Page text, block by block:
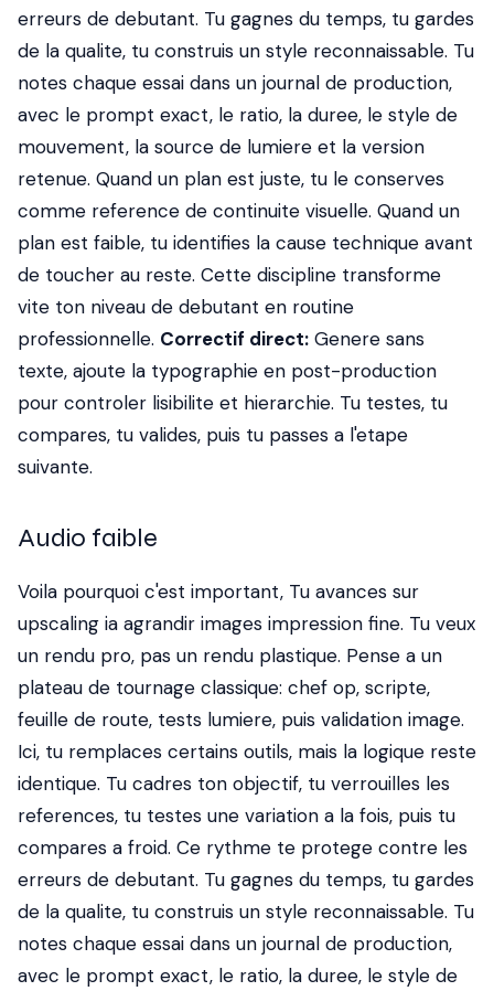
erreurs de debutant. Tu gagnes du temps, tu gardes
de la qualite, tu construis un style reconnaissable. Tu
notes chaque essai dans un journal de production,
avec le prompt exact, le ratio, la duree, le style de
mouvement, la source de lumiere et la version
retenue. Quand un plan est juste, tu le conserves
comme reference de continuite visuelle. Quand un
plan est faible, tu identifies la cause technique avant
de toucher au reste. Cette discipline transforme
vite ton niveau de debutant en routine
professionnelle. Correctif direct: Genere sans
texte, ajoute la typographie en post-production
pour controler lisibilite et hierarchie. Tu testes, tu
compares, tu valides, puis tu passes a l'etape
suivante.
Audio faible
Voila pourquoi c'est important, Tu avances sur
upscaling ia agrandir images impression fine. Tu veux
un rendu pro, pas un rendu plastique. Pense a un
plateau de tournage classique: chef op, scripte,
feuille de route, tests lumiere, puis validation image.
Ici, tu remplaces certains outils, mais la logique reste
identique. Tu cadres ton objectif, tu verrouilles les
references, tu testes une variation a la fois, puis tu
compares a froid. Ce rythme te protege contre les
erreurs de debutant. Tu gagnes du temps, tu gardes
de la qualite, tu construis un style reconnaissable. Tu
notes chaque essai dans un journal de production,
avec le prompt exact, le ratio, la duree, le style de